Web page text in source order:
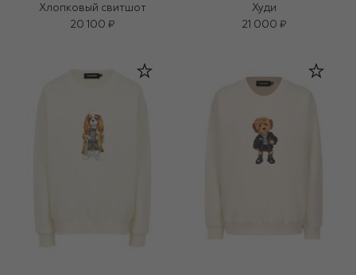
Хлопковый свитшот
20 100 ₽
Худи
21 000 ₽